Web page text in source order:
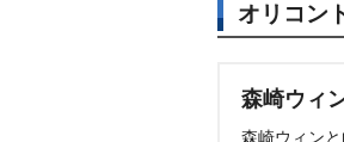
オリコン
森崎ウィ
森崎ウィン